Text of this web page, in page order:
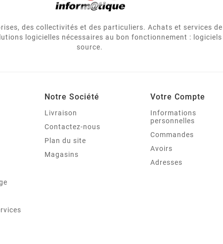
des collectivités et des particuliers. Achats et services
logicielles nécessaires au bon fonctionnement : logiciels
source.
Notre Société
Livraison
Contactez-nous
Plan du site
Magasins
Votre Compte
Informations
personnelles
Commandes
Avoirs
Adresses